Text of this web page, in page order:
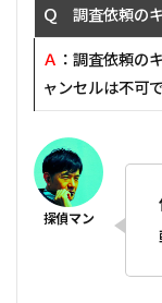
Ｑ 調査依頼の
Ａ ：調査依頼の
ャンセルは不可で